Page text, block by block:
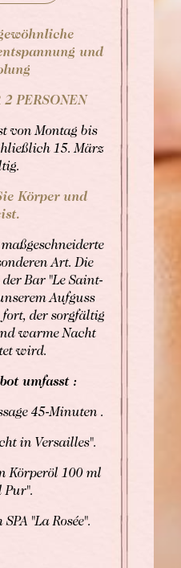
Anfrage",
direkt an das Hotel:
06 02 00
29 07 00
und
PERSONEN
von Montag bis
15. März
Körper und
Art. Die
Bar "Le Saint-
Aufguss
fort, der sorgfältig
warme Nacht
wird.
umfasst :
45-Minuten .
in Versailles".
Körperöl 100 ml
Pur".
"La Rosée".